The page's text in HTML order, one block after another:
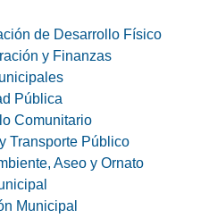
de Desarrollo Físico
y Finanzas
Pública
Comunitario
Transporte Público
Aseo y Ornato
Municipal